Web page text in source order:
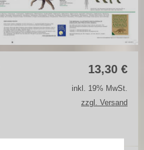
13,30 €
inkl. 19% MwSt.
zzgl. Versand